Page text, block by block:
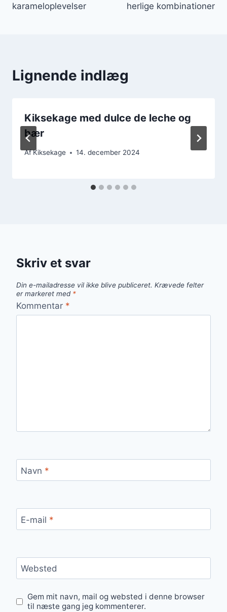
karameloplevelser
herlige kombinationer
Lignende indlæg
Kiksekage med dulce de leche og
bær
AfKiksekage 14. december 2024
Skriv et svar
Din e-mailadresse vil ikke blive publiceret. Krævede felter
er markeret med *
Kommentar *
Navn *
E-mail *
Websted
Gem mit navn, mail og websted i denne browser
til næste gang jeg kommenterer.